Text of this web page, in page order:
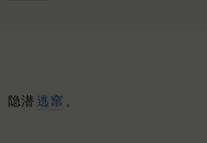
、隐潜 逃窜 。